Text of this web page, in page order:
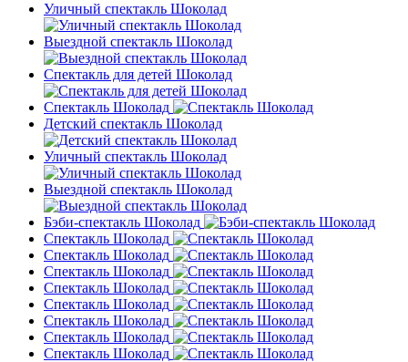
Уличный спектакль Шоколад
Выездной спектакль Шоколад
Спектакль для детей Шоколад
Спектакль Шоколад
Детский спектакль Шоколад
Уличный спектакль Шоколад
Выездной спектакль Шоколад
Бэби-спектакль Шоколад
Спектакль Шоколад
Спектакль Шоколад
Спектакль Шоколад
Спектакль Шоколад
Спектакль Шоколад
Спектакль Шоколад
Спектакль Шоколад
Спектакль Шоколад